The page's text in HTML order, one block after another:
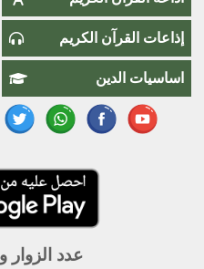
إذاعات القرآن الكريم
اساسيات الدين
عدد الزوار